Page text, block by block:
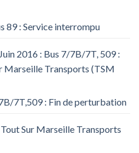
89 : Service interrompu
2016 : Bus 7/7B/7T, 509 :
Marseille Transports (TSM
7T,509 : Fin de perturbation
Sur Marseille Transports